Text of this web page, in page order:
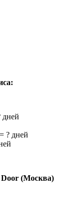
? дней
(Москва)